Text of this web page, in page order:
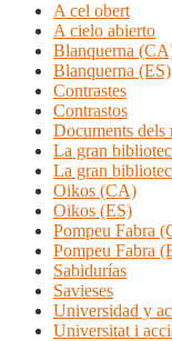
A cel obert
A cielo abierto
Blanquerna
Blanquerna (ES)
Contrastes
Contrastos
Documents dels
La gran
La gran
Oikos (CA)
Oikos (ES)
Pompeu Fabra
Pompeu Fabra
Sabidurías
Savieses
Universidad y
Universitat i